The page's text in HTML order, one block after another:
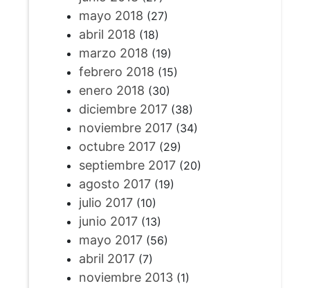
mayo 2018 (27)
abril 2018 (18)
marzo 2018 (19)
febrero 2018 (15)
enero 2018 (30)
diciembre 2017(38)
noviembre 2017(34)
octubre 2017(29)
septiembre 2017(20)
agosto 2017(19)
julio 2017(10)
junio 2017(13)
mayo 2017(56)
abril 2017(7)
noviembre 2013(1)